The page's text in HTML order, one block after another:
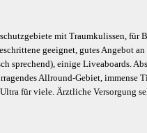
mit Traumkulissen, für
geeignet, gutes Angebot an
sprechend), einige Liveaboards.
Allround-Gebiet, immense
für viele. Ärztliche Versorgung